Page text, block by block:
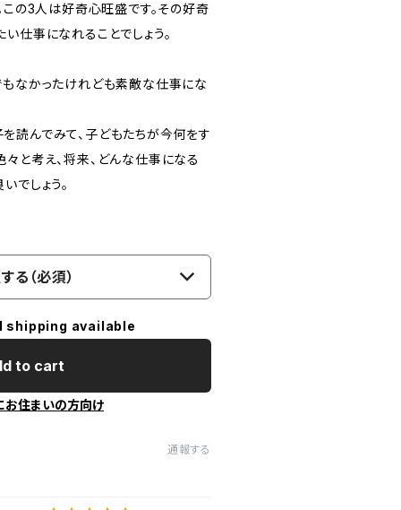
この3人は好奇心旺盛です。その好奇
仕事になれることでしょう。
もなかったけれども素敵な仕事にな
読んでみて、子どもたちが今何をす
と考え、将来、どんな仕事になる
でしょう。
る（必須）
shipping available
to cart
お住まいの方向け
通報する